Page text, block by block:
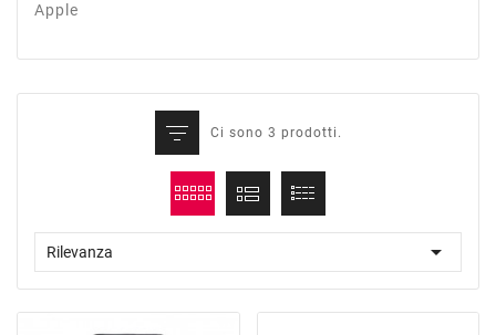
Apple
Ci sono 3 prodotti.
Rilevanza 